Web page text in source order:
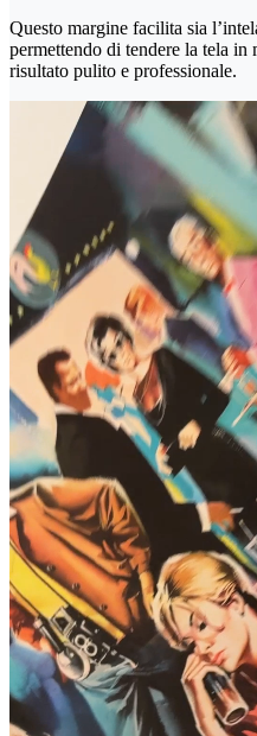
Questo margine facilita sia
permettendo di tendere la tela in
risultato pulito e professionale.